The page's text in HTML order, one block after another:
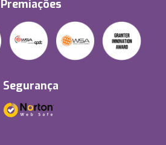
Premiações
Segurança